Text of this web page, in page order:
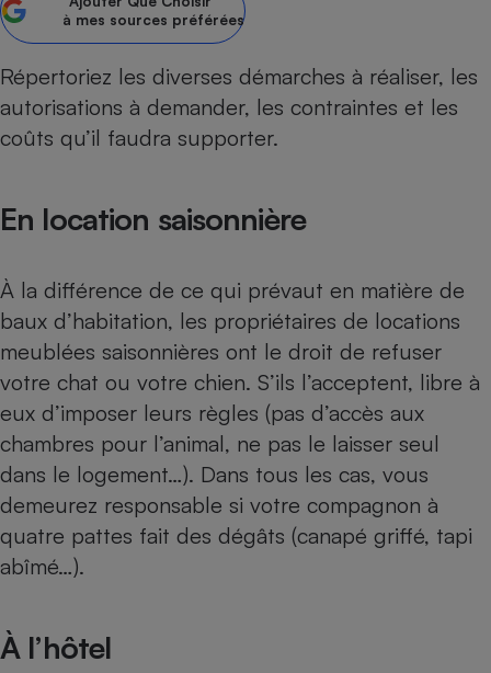
à mes sources préférées
Répertoriez les diverses démarches à réaliser, les
autorisations à demander, les contraintes et les
coûts qu’il faudra supporter.
En location saisonnière
À la différence de ce qui prévaut en matière de
baux d’habitation, les propriétaires de locations
meublées saisonnières ont le droit de refuser
votre chat ou votre chien. S’ils l’acceptent, libre à
eux d’imposer leurs règles (pas d’accès aux
chambres pour l’animal, ne pas le laisser seul
dans le logement…). Dans tous les cas, vous
demeurez responsable si votre compagnon à
quatre pattes fait des dégâts (canapé griffé, tapi
abîmé…).
À l’hôtel
alimentaire
Assurance emprunteur
Lave-linge
Plaque de cuisson à
Téléviseur
Téléphone mobile -
Smartphone
Radiateur électrique
Mutuelle
Antimoustique